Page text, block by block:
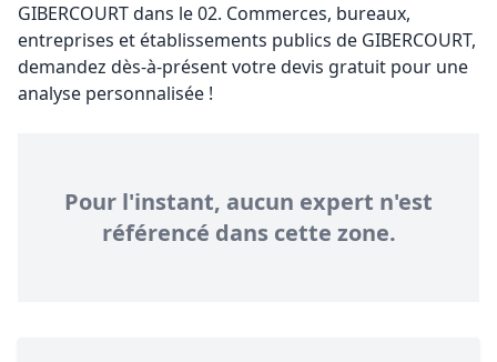
GIBERCOURT dans le 02. Commerces, bureaux,
entreprises et établissements publics de GIBERCOURT,
demandez dès-à-présent votre devis gratuit pour une
analyse personnalisée !
Pour l'instant, aucun expert n'est
référencé dans cette zone.